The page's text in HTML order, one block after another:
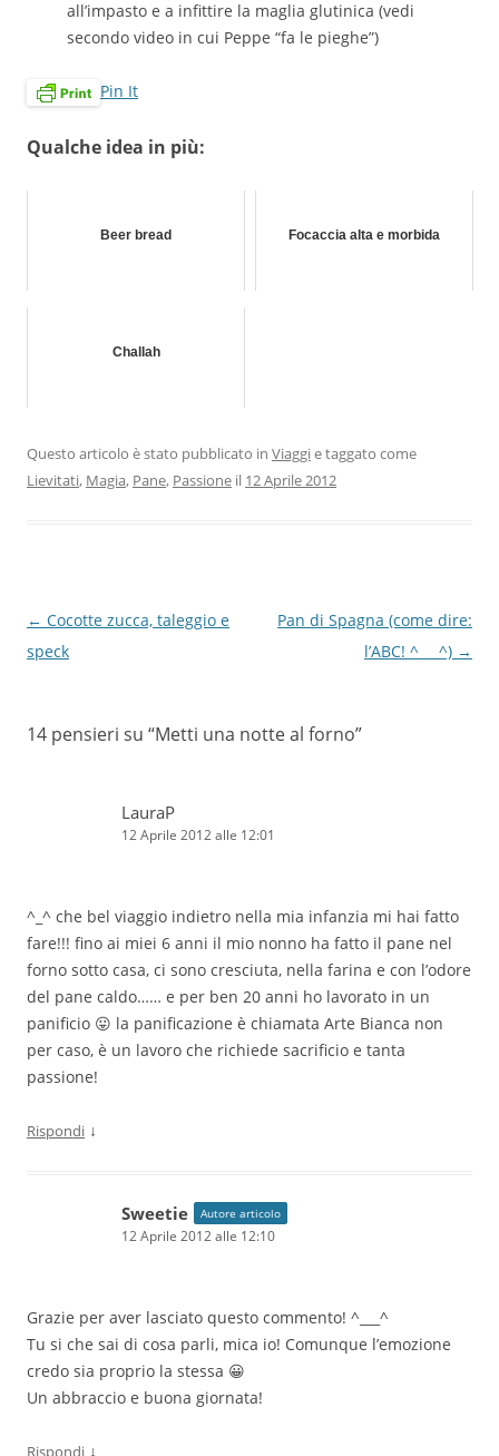
all’impasto e a infittire la maglia glutinica (vedi
secondo video in cui Peppe “fa le pieghe”)
Pin It
Qualche idea in più:
Beer bread Focaccia alta e morbida
Challah
Questo articolo è stato pubblicato in Viaggie taggato come
Lievitati, Magia, Pane, Passione il 12 Aprile 2012
Navigazione
articolo
← Cocotte zucca, taleggio e
speck
Pan di Spagna (come dire:
l’ABC! ^___^) →
14 pensieri su “Metti una notte al forno”
LauraP
12 Aprile 2012 alle 12:01
^_^ che bel viaggio indietro nella mia infanzia mi hai fatto
fare!!! fino ai miei 6 anni il mio nonno ha fatto il pane nel
forno sotto casa, ci sono cresciuta, nella farina e con l’odore
del pane caldo…… e per ben 20 anni ho lavorato in un
panificio 😛 la panificazione è chiamata Arte Bianca non
per caso, è un lavoro che richiede sacrificio e tanta
passione!
Rispondi ↓
Sweetie Autore articolo
12 Aprile 2012 alle 12:10
Grazie per aver lasciato questo commento! ^___^
Tu si che sai di cosa parli, mica io! Comunque l’emozione
credo sia proprio la stessa 😀
Un abbraccio e buona giornata!
Rispondi ↓